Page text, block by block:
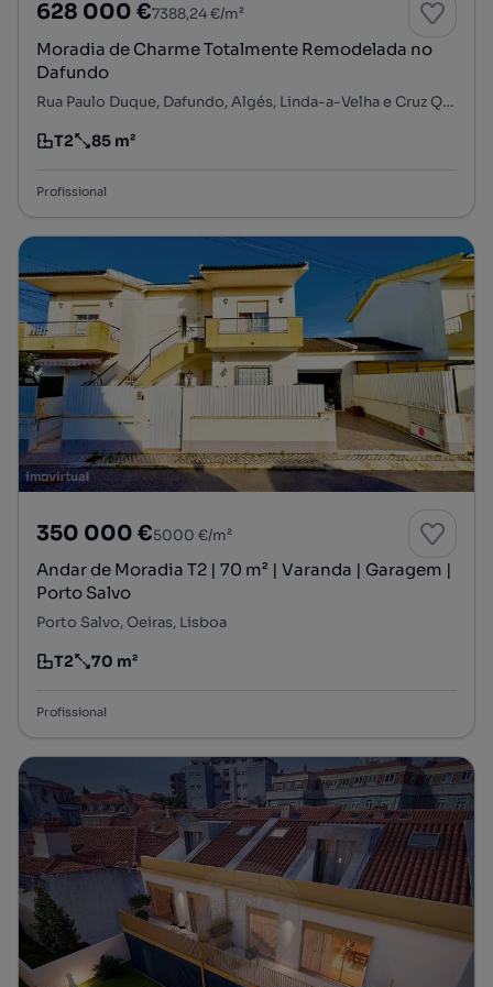
628 000 €7388,24 €/m²
Moradia de Charme Totalmente Remodelada no
Dafundo
Rua Paulo Duque, Dafundo, Algés, Linda-a-Velha e Cruz Quebrada-Dafundo, Oeiras, Lisboa
Tipologia
T2
Preço por metro quadrado
85 m²
Profissional
350 000 €5000 €/m²
Andar de Moradia T2 | 70 m² | Varanda | Garagem |
Porto Salvo
Porto Salvo, Oeiras, Lisboa
Tipologia
T2
Preço por metro quadrado
70 m²
Profissional